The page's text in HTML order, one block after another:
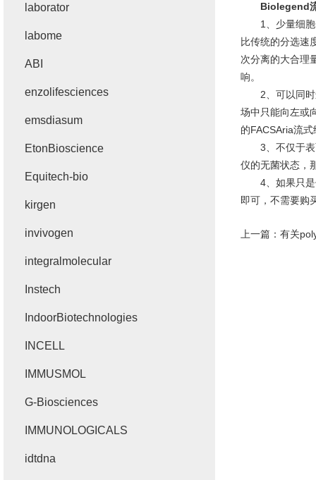
Biolegend
1、少量细胞
比传统的分选速
次分离的大合理
响。
2、可以同时
场中只能向左或
的FACSAria流
3、不仅于表面
仪的无菌状态，
4、如果只是偶
即可，不需要购
上一篇： 有关
laborator
labome
ABI
enzolifesciences
emsdiasum
EtonBioscience
Equitech-bio
kirgen
invivogen
integralmolecular
Instech
IndoorBiotechnologies
INCELL
IMMUSMOL
G-Biosciences
IMMUNOLOGICALS
idtdna